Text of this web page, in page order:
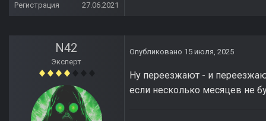
Регистрация
27.06.2021
N42
Эксперт
Опубликовано 15 июля, 2025
Ну переезжают - и
если несколько месяцев не